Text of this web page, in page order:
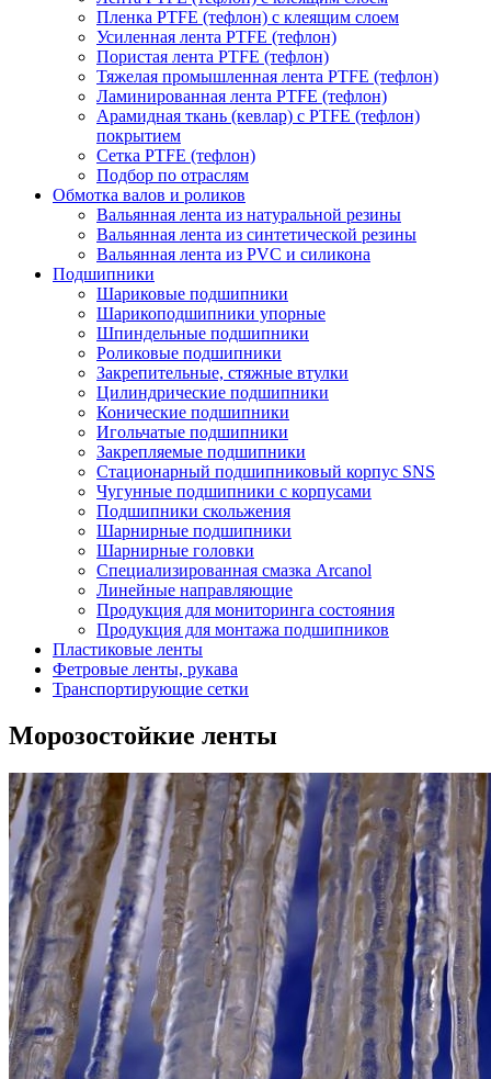
Пленка PTFE (тефлон) с клеящим слоем
Усиленная лента PTFE (тефлон)
Пористая лента PTFE (тефлон)
Тяжелая промышленная лента PTFE (тефлон)
Ламинированная лента PTFE (тефлон)
Арамидная ткань (кевлар) с PTFE (тефлон)
покрытием
Сетка PTFE (тефлон)
Подбор по отраслям
Обмотка валов и роликов
Вальянная лента из натуральной резины
Вальянная лента из синтетической резины
Вальянная лента из PVC и силикона
Подшипники
Шариковые подшипники
Шарикоподшипники упорные
Шпиндельные подшипники
Роликовые подшипники
Закрепительные, стяжные втулки
Цилиндрические подшипники
Конические подшипники
Игольчатые подшипники
Закрепляемые подшипники
Стационарный подшипниковый корпус SNS
Чугунные подшипники с корпусами
Подшипники скольжения
Шарнирные подшипники
Шарнирные головки
Специализированная смазка Arcanol
Линейные направляющие
Продукция для мониторинга состояния
Продукция для монтажа подшипников
Пластиковые ленты
Фетровые ленты, рукава
Транспортирующие сетки
Морозостойкие ленты